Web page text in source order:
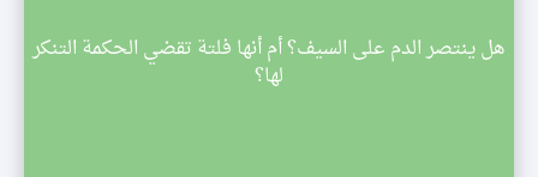
هل ينتصر الدم على السيف؟ أم أنها فلتة تقضي الحكمة التنكر
لها؟